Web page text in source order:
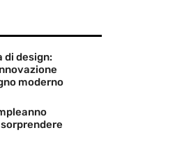
di design:
moderno